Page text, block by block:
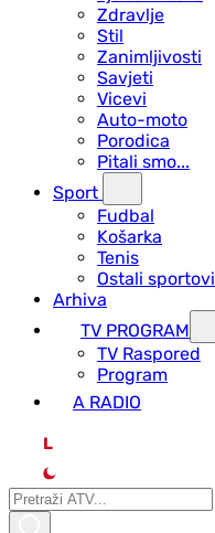
Zdravlje
Stil
Zanimljivosti
Savjeti
Vicevi
Auto-moto
Porodica
Pitali smo...
Sport
Fudbal
Košarka
Tenis
Ostali sportovi
Arhiva
TV PROGRAM
ТV Raspored
Program
A RADIO
L